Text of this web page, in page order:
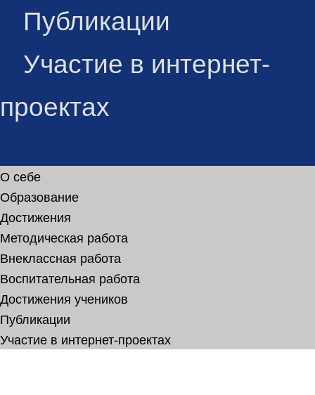
Публикации
Участие в интернет-
проектах
О себе
Образование
Достижения
Методическая работа
Внеклассная работа
Воспитательная работа
Достижения учеников
Публикации
Участие в интернет-проектах